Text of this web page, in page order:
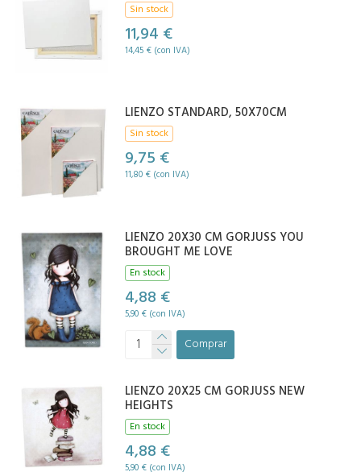
Sin stock
11,94 €
14,45 € (con IVA)
LIENZO STANDARD, 50X70CM
Sin stock
9,75 €
11,80 € (con IVA)
LIENZO 20X30 CM GORJUSS YOU
BROUGHT ME LOVE
En stock
4,88 €
5,90 € (con IVA)
Comprar
LIENZO 20X25 CM GORJUSS NEW
HEIGHTS
En stock
4,88 €
5,90 € (con IVA)